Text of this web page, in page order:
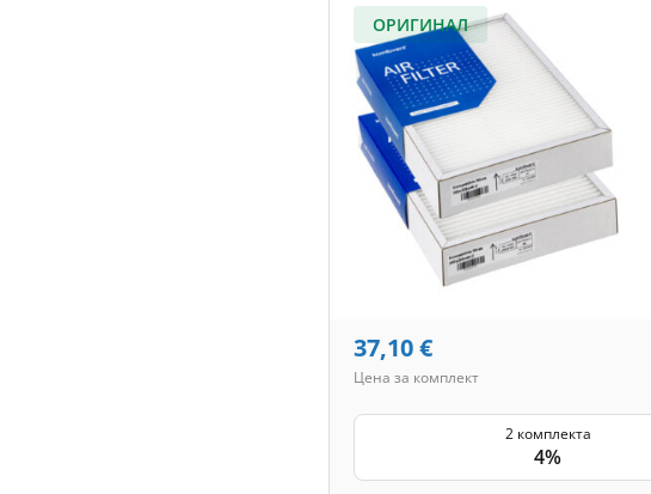
ОРИГИНАЛ
37,10€
Цена за комплект
2 комплекта
4%